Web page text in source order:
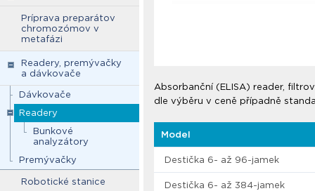
Príprava preparátov
chromozómov v
metafázi
Readery, premývačky
a dávkovače
Dávkovače
Readery
Bunkové
analyzátory
Premývačky
Robotické stanice
Absorbanční (ELISA) reader,
dle výběru v ceně případně
Model
Destička 6- až 96-jamek
Destička 6- až 384-jamek